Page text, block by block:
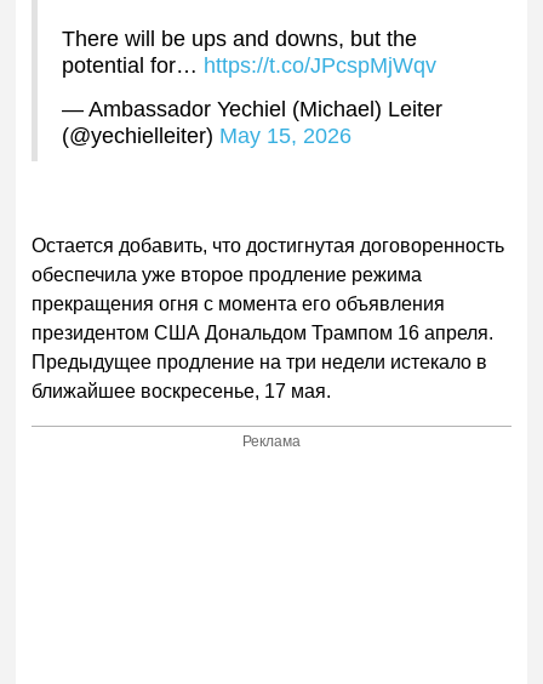
There will be ups and downs, but the
potential for… https://t.co/JPcspMjWqv
— Ambassador Yechiel (Michael) Leiter
(@yechielleiter) May 15, 2026
Остается добавить, что достигнутая договоренность
обеспечила уже второе продление режима
прекращения огня с момента его объявления
президентом США Дональдом Трампом 16 апреля.
Предыдущее продление на три недели истекало в
ближайшее воскресенье, 17 мая.
Реклама